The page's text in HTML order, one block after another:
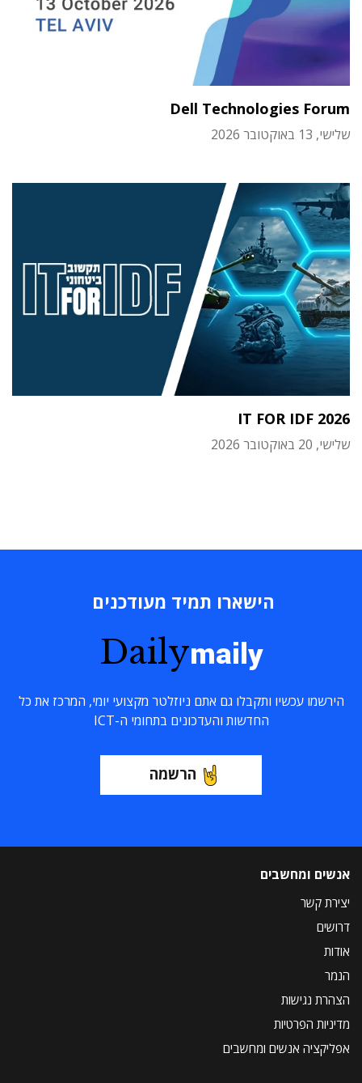
Dell Technologies Forum
שלישי, 13 באוקטובר 2026
IT FOR IDF 2026
שלישי, 20 באוקטובר 2026
הישארו תמיד מעודכנים
Dailymaily
הירשמו עכשיו ותקבלו גם אתם ניוזלטר מקצועי יומי, המרכז את כל
החדשות והעדכונים בתחומי ה-ICT
הרשמה
אנשים ומחשבים
יצירת קשר
דרושים
אודות
הנמר
הצהרת נגישות
מדיניות הפרטיות
אפליקציה אנשים ומחשבים